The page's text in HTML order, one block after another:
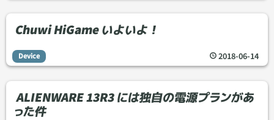
2018-06-14
Chuwi HiGame いよいよ！
Device
ALIENWARE 13R3 には独自の電源プランがあ
った件